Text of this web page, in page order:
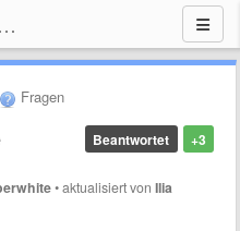
Kindle, Kindle Paperwhite, Kindle Voyage
Fragen
+3
Beantwortet
•aktualisiert vonIlia